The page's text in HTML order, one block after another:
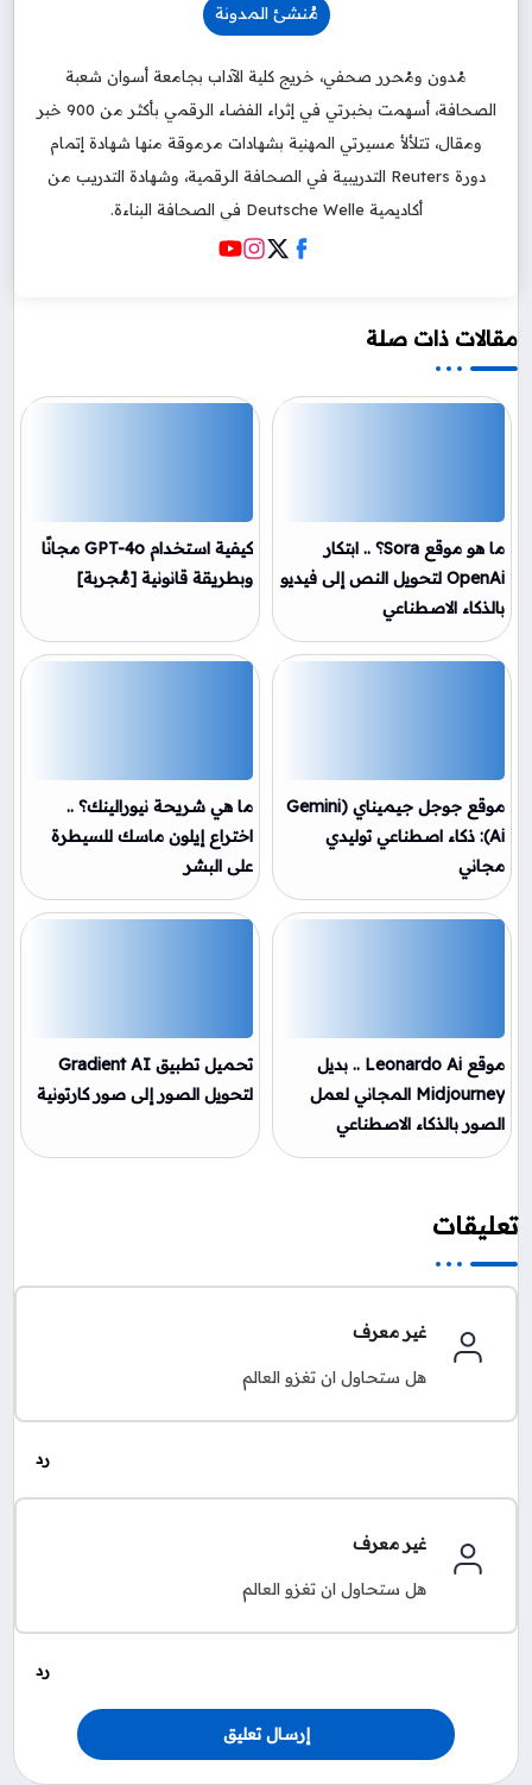
مُنشئ المدونة
مُدون ومُحرر صحفي، خريج كلية الآداب بجامعة أسوان شعبة
الصحافة، أسهمت بخبرتي في إثراء الفضاء الرقمي بأكثر من 900 خبر
ومقال، تتلألأ مسيرتي المهنية بشهادات مرموقة منها شهادة إتمام
دورة Reuters التدريبية في الصحافة الرقمية، وشهادة التدريب من
أكاديمية Deutsche Welle في الصحافة البناءة.
مقالات ذات صلة
ما هو موقع Sora؟ .. ابتكار
OpenAi لتحويل النص إلى فيديو
بالذكاء الاصطناعي
كيفية استخدام GPT-4o مجانًا
وبطريقة قانونية [مُجربة]
موقع جوجل جيميناي (Gemini
Ai): ذكاء اصطناعي توليدي
مجاني
ما هي شريحة نيورالينك؟ ..
اختراع إيلون ماسك للسيطرة
على البشر
موقع Leonardo Ai .. بديل
Midjourney المجاني لعمل
الصور بالذكاء الاصطناعي
لتحويل الصور إلى صور كارتونية
تعليقات
غير معرف
هل ستحاول ان تغزو العالم
غير معرف
هل ستحاول ان تغزو العالم
إرسال تعليق